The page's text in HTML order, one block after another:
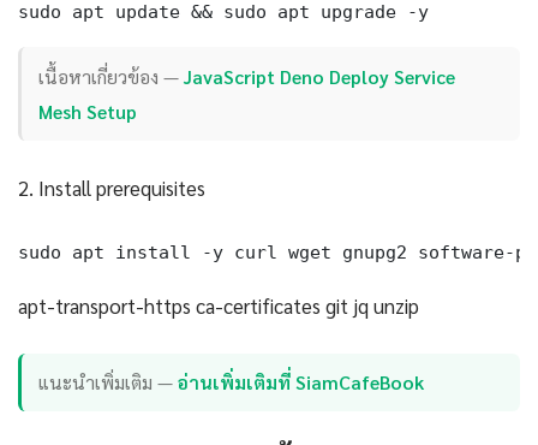
sudo apt update && sudo apt upgrade -y
เนื้อหาเกี่ยวข้อง —JavaScript Deno Deploy Service
Mesh Setup
2. Install prerequisites
sudo apt install -y curl wget gnupg2 software-
apt-transport-https ca-certificates git jq unzip
แนะนำเพิ่มเติม —อ่านเพิ่มเติมที่ SiamCafeBook